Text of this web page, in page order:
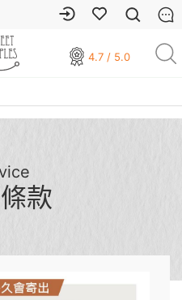
4.7 / 5.0
款